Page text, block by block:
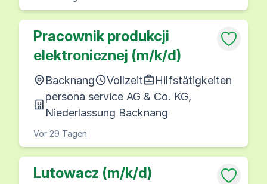
Pracownik produkcji
elektronicznej (m/k/d)
Backnang Vollzeit
Hilfstätigkeiten
persona service AG & Co. KG,
Niederlassung Backnang
Vor 29 Tagen
Lutowacz (m/k/d)